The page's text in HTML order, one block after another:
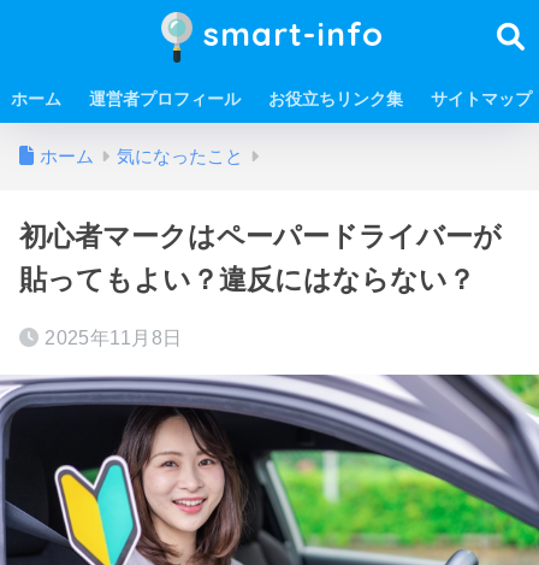
smart-info
ホーム 運営者プロフィール お役立ちリンク集 サイトマップ
ホーム 気になったこと
初心者マークはペーパードライバーが
貼ってもよい？違反にはならない？
2025年11月8日